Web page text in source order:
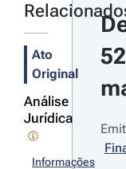
Ato
Original
Análise
Jurídica
Informações